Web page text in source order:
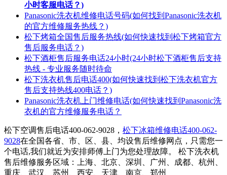
小时客服电话？)
Panasonic洗衣机维修电话号码(如何找到Panasonic洗衣机
的官方维修服务热线？)
松下烤箱全国售后服务热线(如何快速找到松下烤箱官方
售后服务电话？)
松下酒柜售后服务电话24小时(24小时松下酒柜售后支持
热线 - 专业服务随时待命
松下洗衣机售后电话400(如何快速找到松下洗衣机官方
售后支持热线400电话？)
Panasonic洗衣机上门维修电话(如何快速找到Panasonic洗
衣机的官方维修服务电话？
松下空调售后电话400-062-9028， 松下冰箱维修电话400-062-
9028在全国各省、市、区、县、均设售后维修网点，只需您一
个电话,我们就近为安排师傅上门为您处理故障。 松下洗衣机
售后维修服务区域：上海、北京、深圳、广州、成都、杭州、
重庆、武汉、苏州、西安、天津、南京、郑州